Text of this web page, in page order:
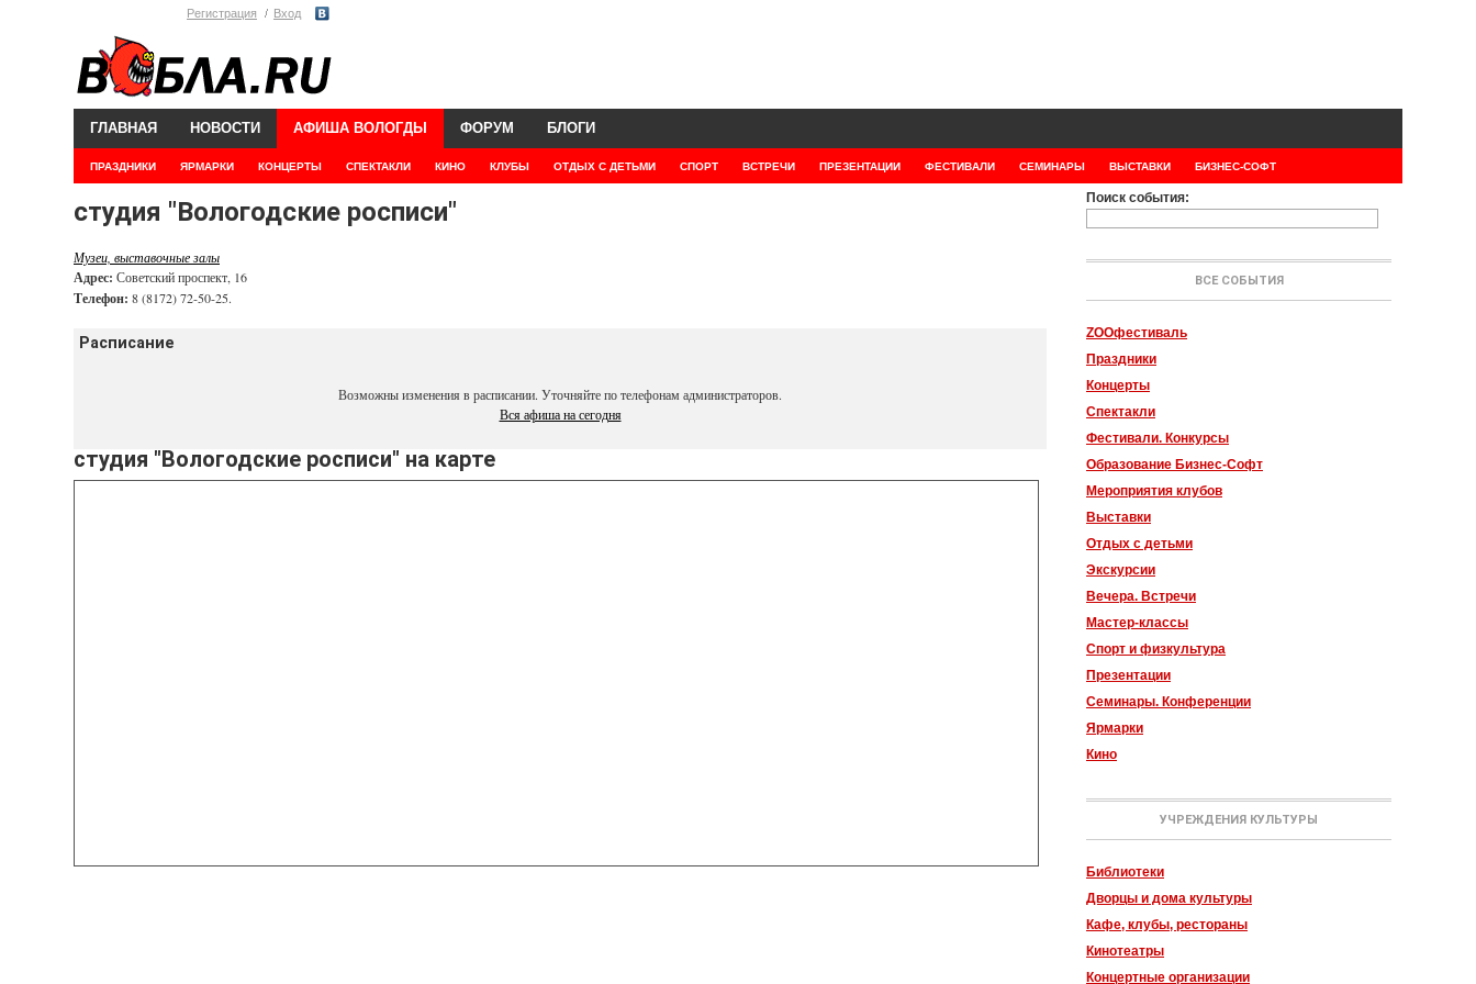
Регистрация Вход
ГЛАВНАЯ НОВОСТИ АФИША ВОЛОГДЫ
ПРАЗДНИКИ ЯРМАРКИ КОНЦЕРТЫ СПЕКТАКЛИ КИНО КЛУБЫ ОТДЫХ С ДЕТЬМИ СПОРТ ВСТРЕЧИ ПРЕЗЕНТАЦИИ ФЕСТИВАЛИ СЕМИНАРЫ ВЫСТАВКИ БИЗНЕС-СОФТ
ФОРУМ БЛОГИ
студия "Вологодские росписи"
Музеи, выставочные залы
Адрес: Советский проспект, 16
Телефон: 8 (8172) 72-50-25.
Расписание
Возможны изменения в расписании. Уточняйте по телефонам администраторов.
Вся афиша на сегодня
студия "Вологодские росписи" на карте
Поиск события:
ВСЕ СОБЫТИЯ
ZOOфестиваль
Праздники
Концерты
Спектакли
Фестивали. Конкурсы
Образование Бизнес-Софт
Мероприятия клубов
Выставки
Отдых с детьми
Экскурсии
Вечера. Встречи
Мастер-классы
Спорт и физкультура
Презентации
Семинары. Конференции
Ярмарки
Кино
УЧРЕЖДЕНИЯ КУЛЬТУРЫ
Библиотеки
Дворцы и дома культуры
Кафе, клубы, рестораны
Кинотеатры
Концертные организации